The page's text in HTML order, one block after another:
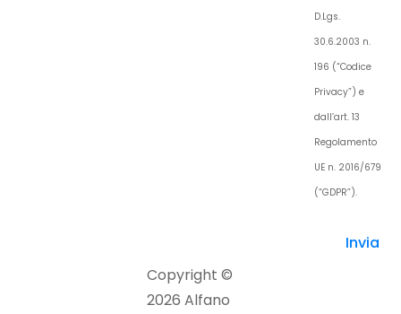
D.Lgs.
30.6.2003 n.
196 (“Codice
Privacy”) e
dall’art. 13
Regolamento
UE n. 2016/679
(“GDPR”).
Copyright ©
2026 Alfano